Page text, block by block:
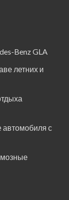
Benz GLA
летних и
автомобиля с